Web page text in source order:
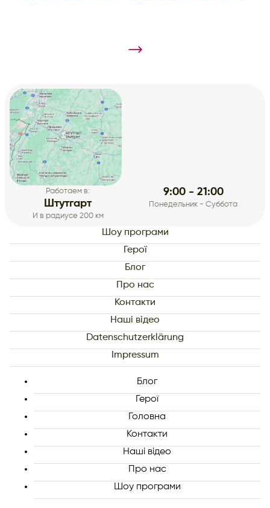
Шоу програми
Герої
Блог
Про нас
Контакти
Наші відео
Datenschutzerklärung
Impressum
Блог
Герої
Головна
Контакти
Наші відео
Про нас
Шоу програми
Работаем в:
Штутгарт
И в радиусе 200 км
9:00 - 21:00
Понедельник - Суббота